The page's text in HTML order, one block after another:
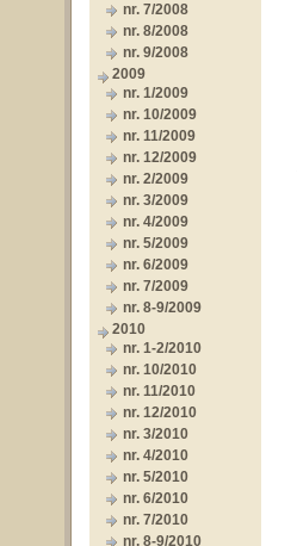
nr. 7/2008
nr. 8/2008
nr. 9/2008
2009
nr. 1/2009
nr. 10/2009
nr. 11/2009
nr. 12/2009
nr. 2/2009
nr. 3/2009
nr. 4/2009
nr. 5/2009
nr. 6/2009
nr. 7/2009
nr. 8-9/2009
2010
nr. 1-2/2010
nr. 10/2010
nr. 11/2010
nr. 12/2010
nr. 3/2010
nr. 4/2010
nr. 5/2010
nr. 6/2010
nr. 7/2010
nr. 8-9/2010